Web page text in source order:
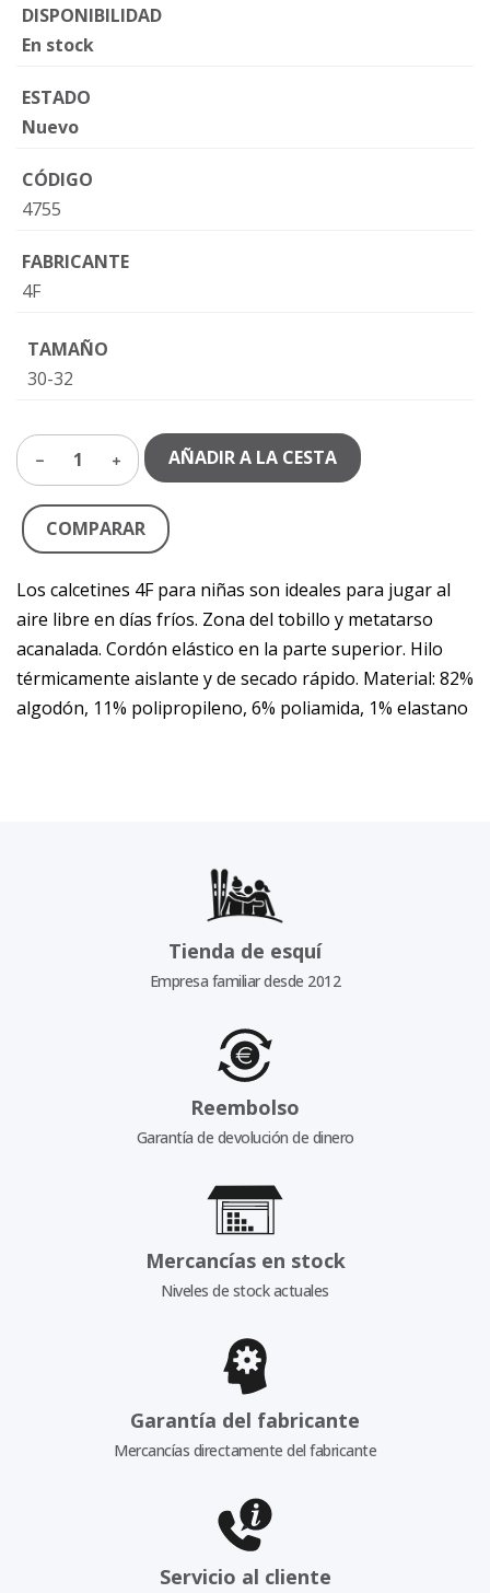
DISPONIBILIDAD
En stock
ESTADO
Nuevo
CÓDIGO
4755
FABRICANTE
4F
TAMAÑO
30-32
1 AÑADIR A LA CESTA
COMPARAR
Los calcetines 4F para niñas son ideales para jugar al
aire libre en días fríos. Zona del tobillo y metatarso
acanalada. Cordón elástico en la parte superior. Hilo
térmicamente aislante y de secado rápido. Material: 82%
algodón, 11% polipropileno, 6% poliamida, 1% elastano
Tienda de esquí
Empresa familiar desde 2012
Reembolso
Garantía de devolución de dinero
Mercancías en stock
Niveles de stock actuales
Garantía del fabricante
Mercancías directamente del fabricante
Servicio al cliente